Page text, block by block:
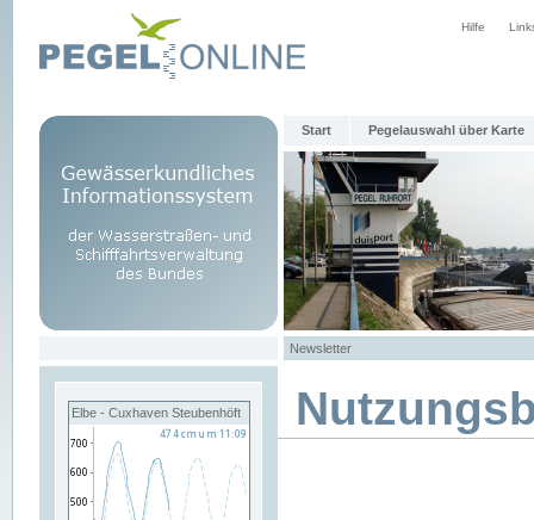
Hilfe
Start Pegelauswahl über Karte
Newsletter
Elbe - Cuxhaven Steubenhöft